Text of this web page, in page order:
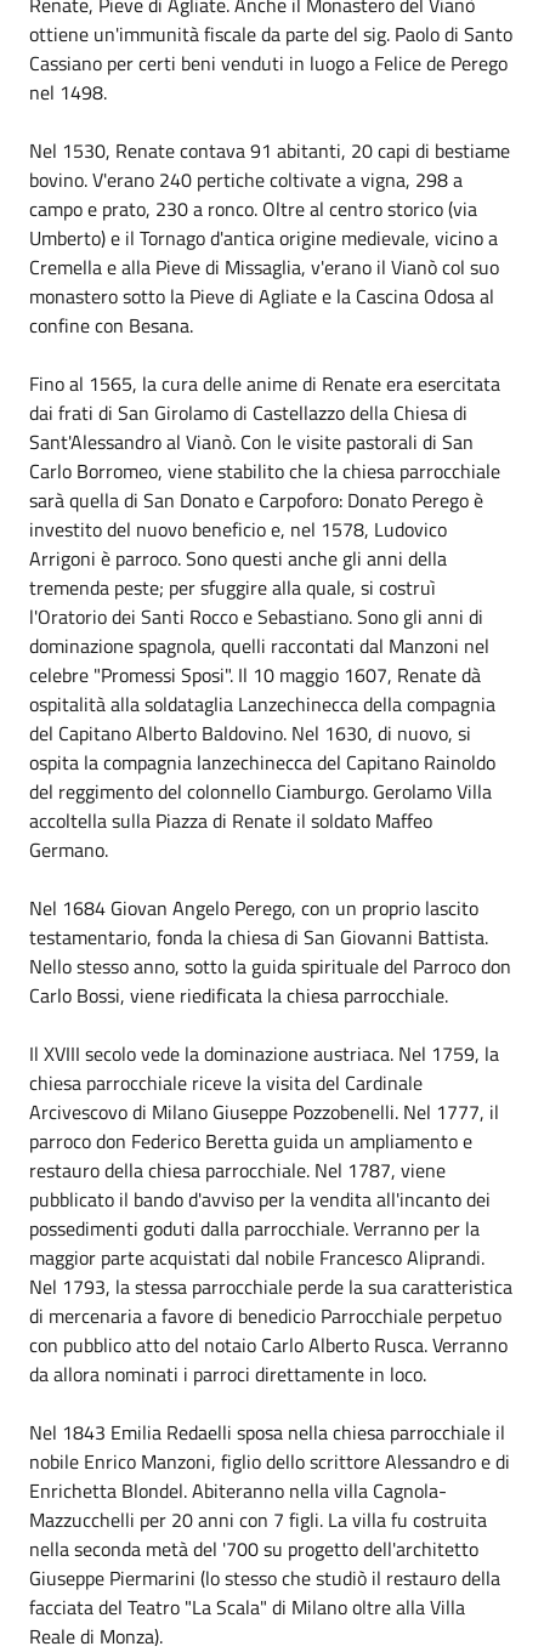
ottiene un'immunità fiscale da parte del sig. Paolo di Santo
Cassiano per certi beni venduti in luogo a Felice de Perego
nel 1498.
Nel 1530, Renate contava 91 abitanti, 20 capi di bestiame
bovino. V'erano 240 pertiche coltivate a vigna, 298 a
campo e prato, 230 a ronco. Oltre al centro storico (via
Umberto) e il Tornago d'antica origine medievale, vicino a
Cremella e alla Pieve di Missaglia, v'erano il Vianò col suo
monastero sotto la Pieve di Agliate e la Cascina Odosa al
confine con Besana.
Fino al 1565, la cura delle anime di Renate era esercitata
dai frati di San Girolamo di Castellazzo della Chiesa di
Sant'Alessandro al Vianò. Con le visite pastorali di San
Carlo Borromeo, viene stabilito che la chiesa parrocchiale
sarà quella di San Donato e Carpoforo: Donato Perego è
investito del nuovo beneficio e, nel 1578, Ludovico
Arrigoni è parroco. Sono questi anche gli anni della
tremenda peste; per sfuggire alla quale, si costruì
l'Oratorio dei Santi Rocco e Sebastiano. Sono gli anni di
dominazione spagnola, quelli raccontati dal Manzoni nel
celebre "Promessi Sposi". Il 10 maggio 1607, Renate dà
ospitalità alla soldataglia Lanzechinecca della compagnia
del Capitano Alberto Baldovino. Nel 1630, di nuovo, si
ospita la compagnia lanzechinecca del Capitano Rainoldo
del reggimento del colonnello Ciamburgo. Gerolamo Villa
accoltella sulla Piazza di Renate il soldato Maffeo
Germano.
Nel 1684 Giovan Angelo Perego, con un proprio lascito
testamentario, fonda la chiesa di San Giovanni Battista.
Nello stesso anno, sotto la guida spirituale del Parroco don
Carlo Bossi, viene riedificata la chiesa parrocchiale.
Il XVIII secolo vede la dominazione austriaca. Nel 1759, la
chiesa parrocchiale riceve la visita del Cardinale
Arcivescovo di Milano Giuseppe Pozzobenelli. Nel 1777, il
parroco don Federico Beretta guida un ampliamento e
restauro della chiesa parrocchiale. Nel 1787, viene
pubblicato il bando d'avviso per la vendita all'incanto dei
possedimenti goduti dalla parrocchiale. Verranno per la
maggior parte acquistati dal nobile Francesco Aliprandi.
Nel 1793, la stessa parrocchiale perde la sua caratteristica
di mercenaria a favore di benedicio Parrocchiale perpetuo
con pubblico atto del notaio Carlo Alberto Rusca. Verranno
da allora nominati i parroci direttamente in loco.
Nel 1843 Emilia Redaelli sposa nella chiesa parrocchiale il
nobile Enrico Manzoni, figlio dello scrittore Alessandro e di
Enrichetta Blondel. Abiteranno nella villa Cagnola-
Mazzucchelli per 20 anni con 7 figli. La villa fu costruita
nella seconda metà del '700 su progetto dell'architetto
Giuseppe Piermarini (lo stesso che studiò il restauro della
facciata del Teatro "La Scala" di Milano oltre alla Villa
Reale di Monza).